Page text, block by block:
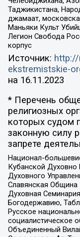
Таджикистана,
джамаат,
Маньяки Культ
Легион Свобода
корпус
Источник:
ekstremistskie-
на 16.11.2023
* Перечень
религиозных
которых судом
законную силу
запрете
Национал-
Кубанской
Духовного
Славянская
Духовная
Богодержавию,
Русское
социалистическое
Объединенный